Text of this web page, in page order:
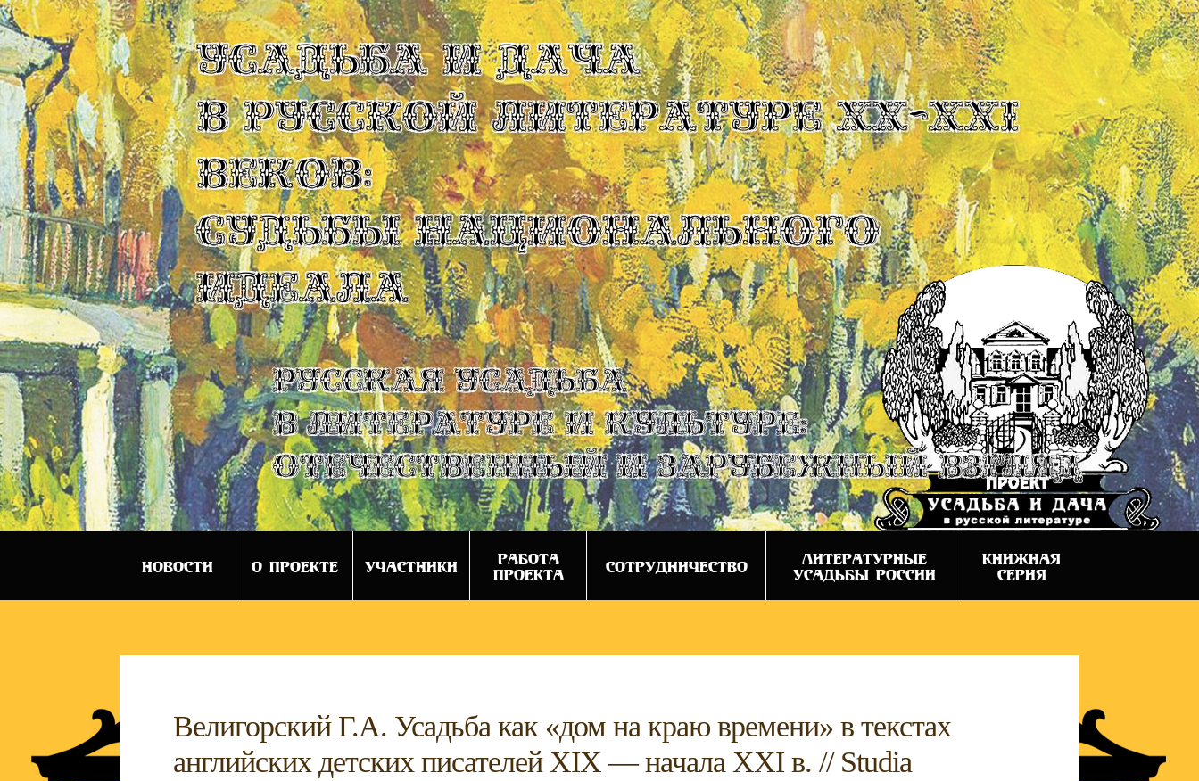
УСАДЬБА И ДАЧА
В РУССКОЙ ЛИТЕРАТУРЕ XX-XXI
ВЕКОВ:
СУДЬБЫ НАЦИОНАЛЬНОГО
ИДЕАЛА
Русская усадьба
в литературе и культуре:
отечественный и зарубежный взгляд
НОВОСТИ О ПРОЕКТЕ УЧАСТНИКИ
РАБОТА
ПРОЕКТА
СОТРУДНИЧЕСТВО
ЛИТЕРАТУРНЫЕ
УСАДЬБЫ РОССИИ
КНИЖНАЯ
СЕРИЯ
Велигорский Г.А. Усадьба как «дом на краю времени» в текстах
английских детских писателей XIX — начала XXI в. // Studia